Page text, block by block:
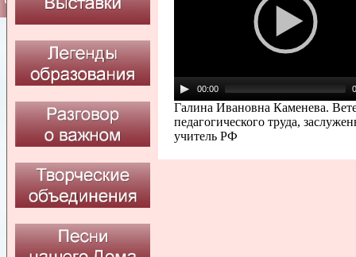
00:00
Галина Ивановна Каменева.
педагогического труда,
учитель РФ